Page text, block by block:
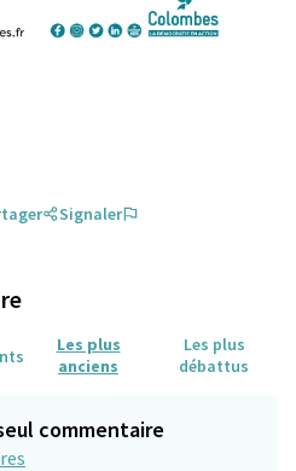
Signaler
Les plus
anciens
Les plus
débattus
commentaire